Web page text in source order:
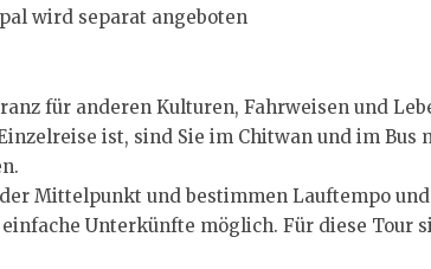
wird separat angeboten
für anderen Kulturen, Fahrweisen und
ist, sind Sie im Chitwan und im
Mittelpunkt und bestimmen Lauftempo
Unterkünfte möglich. Für diese Tour